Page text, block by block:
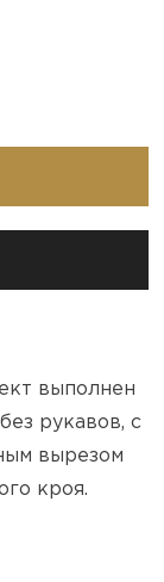
выполнен
рукавов, с
вырезом
кроя.